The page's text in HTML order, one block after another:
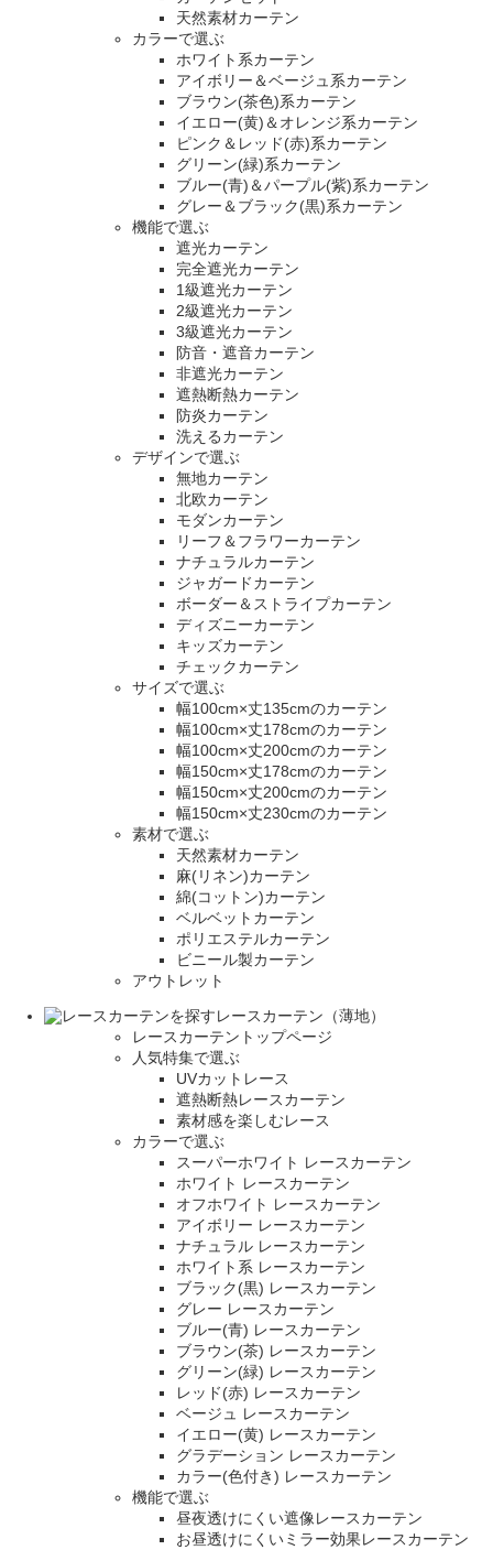
天然素材カーテン
カラーで選ぶ
ホワイト系カーテン
アイボリー＆ベージュ系カーテン
ブラウン(茶色)系カーテン
イエロー(黄)＆オレンジ系カーテン
ピンク＆レッド(赤)系カーテン
グリーン(緑)系カーテン
ブルー(青)＆パープル(紫)系カーテン
グレー＆ブラック(黒)系カーテン
機能で選ぶ
遮光カーテン
完全遮光カーテン
1級遮光カーテン
2級遮光カーテン
3級遮光カーテン
防音・遮音カーテン
非遮光カーテン
遮熱断熱カーテン
防炎カーテン
洗えるカーテン
デザインで選ぶ
無地カーテン
北欧カーテン
モダンカーテン
リーフ＆フラワーカーテン
ナチュラルカーテン
ジャガードカーテン
ボーダー＆ストライプカーテン
ディズニーカーテン
キッズカーテン
チェックカーテン
サイズで選ぶ
幅100cm×丈135cmのカーテン
幅100cm×丈178cmのカーテン
幅100cm×丈200cmのカーテン
幅150cm×丈178cmのカーテン
幅150cm×丈200cmのカーテン
幅150cm×丈230cmのカーテン
素材で選ぶ
天然素材カーテン
麻(リネン)カーテン
綿(コットン)カーテン
ベルベットカーテン
ポリエステルカーテン
ビニール製カーテン
アウトレット
レースカーテン（薄地）
レースカーテントップページ
人気特集で選ぶ
UVカットレース
遮熱断熱レースカーテン
素材感を楽しむレース
カラーで選ぶ
スーパーホワイト レースカーテン
ホワイト レースカーテン
オフホワイト レースカーテン
アイボリー レースカーテン
ナチュラル レースカーテン
ホワイト系 レースカーテン
ブラック(黒) レースカーテン
グレー レースカーテン
ブルー(青) レースカーテン
ブラウン(茶) レースカーテン
グリーン(緑) レースカーテン
レッド(赤) レースカーテン
ベージュ レースカーテン
イエロー(黄) レースカーテン
グラデーション レースカーテン
カラー(色付き) レースカーテン
機能で選ぶ
昼夜透けにくい遮像レースカーテン
お昼透けにくいミラー効果レースカーテン